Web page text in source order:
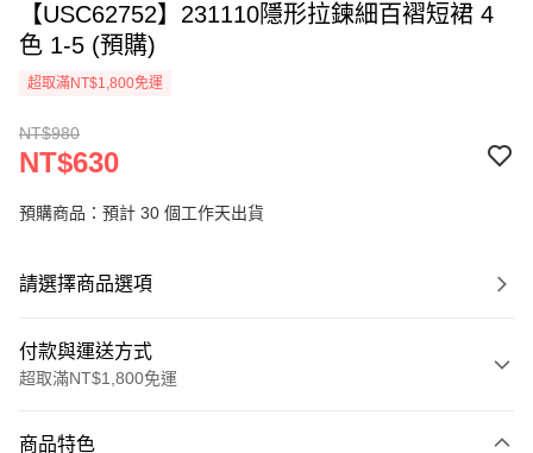
【USC62752】231110隱形拉鍊細百褶短裙 4
色 1-5 (預購)
超取滿NT$1,800免運
NT$980
NT$630
預購商品：預計 30 個工作天出貨
請選擇商品選項
付款與運送方式
超取滿NT$1,800免運
商品特色